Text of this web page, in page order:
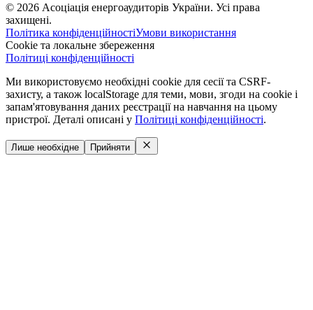
© 2026 Асоціація енергоаудиторів України. Усі права
захищені.
Політика конфіденційностіУмови використання
Cookie та локальне збереження
Політиці конфіденційності
Ми використовуємо необхідні cookie для сесії та CSRF-
захисту, а також localStorage для теми, мови, згоди на cookie і
запам'ятовування даних реєстрації на навчання на цьому
пристрої. Деталі описані у Політиці конфіденційності.
Лише необхідне Прийняти